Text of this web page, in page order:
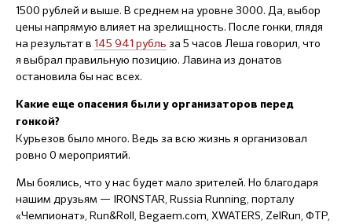
1500 рублей и выше. В среднем на уровне 3000. Да, выбор
цены напрямую влияет на зрелищность. После гонки, глядя
на результат в 145 941 рубль за 5 часов Леша говорил, что
я выбрал правильную позицию. Лавина из донатов
остановила бы нас всех.
Какие еще опасения были у организаторов перед
гонкой?
Курьезов было много. Ведь за всю жизнь я организовал
ровно 0 мероприятий.
Мы боялись, что у нас будет мало зрителей. Но благодаря
нашим друзьям — IRONSTAR, Russia Running, порталу
«Чемпионат», Run&Roll, Begaem.com, XWATERS, ZelRun, ФТР,